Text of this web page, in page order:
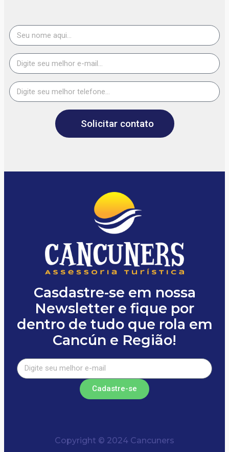
Solicitar contato
Casdastre-se em nossa
Newsletter e fique por
dentro de tudo que rola em
Cancún e Região!
Cadastre-se
Copyright © 2024 Cancuners